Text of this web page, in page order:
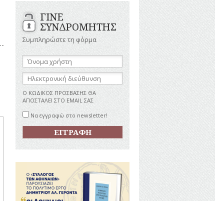
ΗΘΟΠΟΙΟΙ
ΚΑΛΛΙΤΕΧΝΕΣ
ΞΕΝΕΣ
ΠΡΟΣΩΠΙΚΟΤΗΤΕΣ
ΑΘΛΗΤΙΣΜΟΥ
ΠΕΡΙΗΓΗΤΕΣ
ΠΟΛΙΤΙΚΟΙ
ΣΥΓΓΡΑΦΕΙΣ
–
ΦΙΛΕΛΛΗΝΕΣ
ΓΙΝΕ
ΣΥΝΔΡΟΜΗΤΗΣ
Συμπληρώστε τη φόρμα
Όνομα
χρήστη:
Ηλεκτρονική
διεύθυνση:
Ο ΚΩΔΙΚΟΣ ΠΡΟΣΒΑΣΗΣ ΘΑ
ΑΠΟΣΤΑΛΕΙ ΣΤΟ EMAIL ΣΑΣ
Να εγγραφώ στο newsletter!